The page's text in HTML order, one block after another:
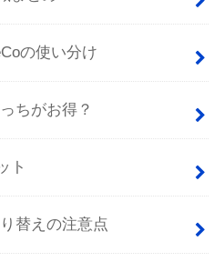
の使い分け
ちがお得？
ト
替えの注意点